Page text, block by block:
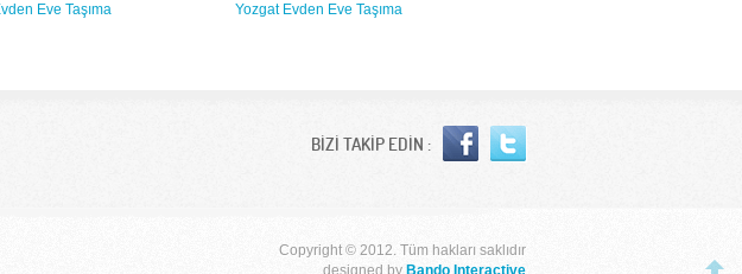
Eve Taşıma
Yozgat Evden Eve Taşıma
BİZİ TAKİP EDİN :
Copyright © 2012. Tüm hakları saklıdır
designed by Bando Interactive